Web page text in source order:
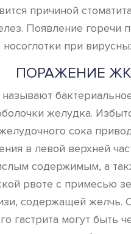
причиной
Появление горечи
при
ПОРАЖЕНИЕ
называют
желудка.
сока
в левой верхней
содержимым, а
рвоте с примесью
содержащей желчь.
гастрита могут быть